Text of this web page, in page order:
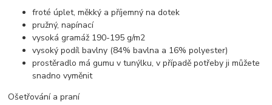
froté úplet, měkký a příjemný na dotek
pružný, napínací
vysoká gramáž 190-195 g/m2
vysoký podíl bavlny (84% bavlna a 16% polyester)
prostěradlo má gumu v tunýlku, v případě potřeby ji můžete
snadno vyměnit
Ošetřování a praní